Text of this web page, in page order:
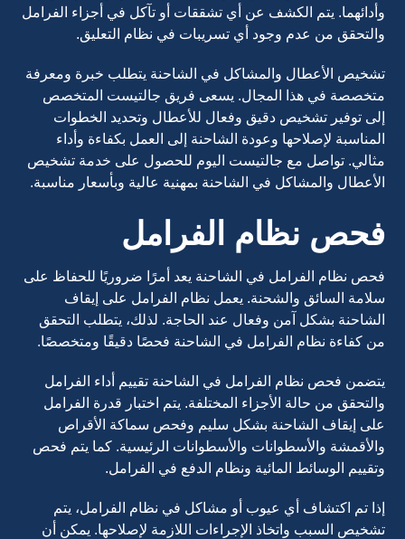
وأدائهما. يتم الكشف عن أي تشققات أو تآكل في أجزاء الفرامل
والتحقق من عدم وجود أي تسريبات في نظام التعليق.
تشخيص الأعطال والمشاكل في الشاحنة يتطلب خبرة ومعرفة
متخصصة في هذا المجال. يسعى فريق جالتيست المتخصص
إلى توفير تشخيص دقيق وفعال للأعطال وتحديد الخطوات
المناسبة لإصلاحها وعودة الشاحنة إلى العمل بكفاءة وأداء
مثالي. تواصل مع جالتيست اليوم للحصول على خدمة تشخيص
الأعطال والمشاكل في الشاحنة بمهنية عالية وبأسعار مناسبة.
فحص نظام الفرامل
فحص نظام الفرامل في الشاحنة يعد أمرًا ضروريًا للحفاظ على
سلامة السائق والشحنة. يعمل نظام الفرامل على إيقاف
الشاحنة بشكل آمن وفعال عند الحاجة. لذلك، يتطلب التحقق
من كفاءة نظام الفرامل في الشاحنة فحصًا دقيقًا ومتخصصًا.
يتضمن فحص نظام الفرامل في الشاحنة تقييم أداء الفرامل
والتحقق من حالة الأجزاء المختلفة. يتم اختبار قدرة الفرامل
على إيقاف الشاحنة بشكل سليم وفحص سماكة الأقراص
والأقمشة والأسطوانات والأسطوانات الرئيسية. كما يتم فحص
وتقييم الوسائط المائية ونظام الدفع في الفرامل.
إذا تم اكتشاف أي عيوب أو مشاكل في نظام الفرامل، يتم
تشخيص السبب واتخاذ الإجراءات اللازمة لإصلاحها. يمكن أن